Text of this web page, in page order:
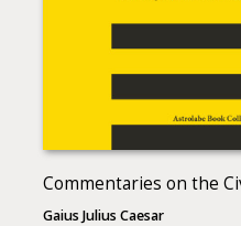
Commentaries on the
Gaius Julius Caesar